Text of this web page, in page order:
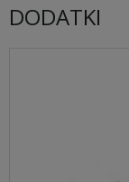
DODATKI